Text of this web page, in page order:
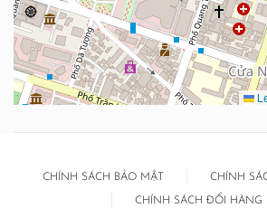
CHÍNH SÁCH BẢO MẬT CHÍNH
CHÍNH SÁCH ĐỔI HÀNG